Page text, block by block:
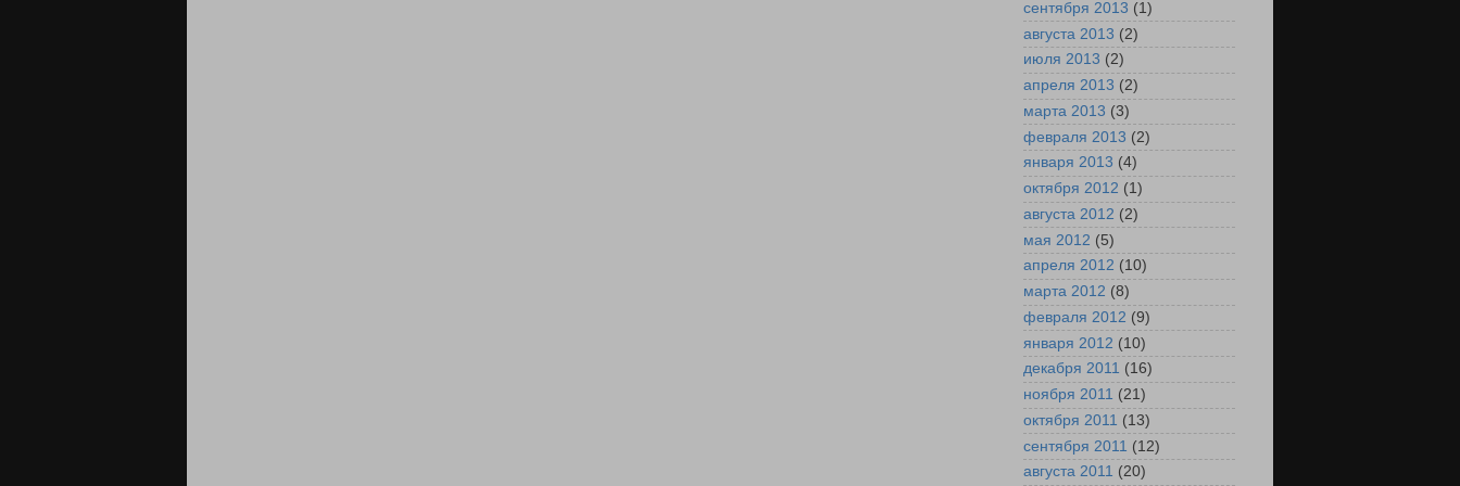
сентября 2013 (1)
августа 2013 (2)
июля 2013 (2)
апреля 2013 (2)
марта 2013 (3)
февраля 2013 (2)
января 2013 (4)
октября 2012 (1)
августа 2012 (2)
мая 2012 (5)
апреля 2012 (10)
марта 2012 (8)
февраля 2012 (9)
января 2012 (10)
декабря 2011 (16)
ноября 2011 (21)
октября 2011 (13)
сентября 2011 (12)
августа 2011 (20)